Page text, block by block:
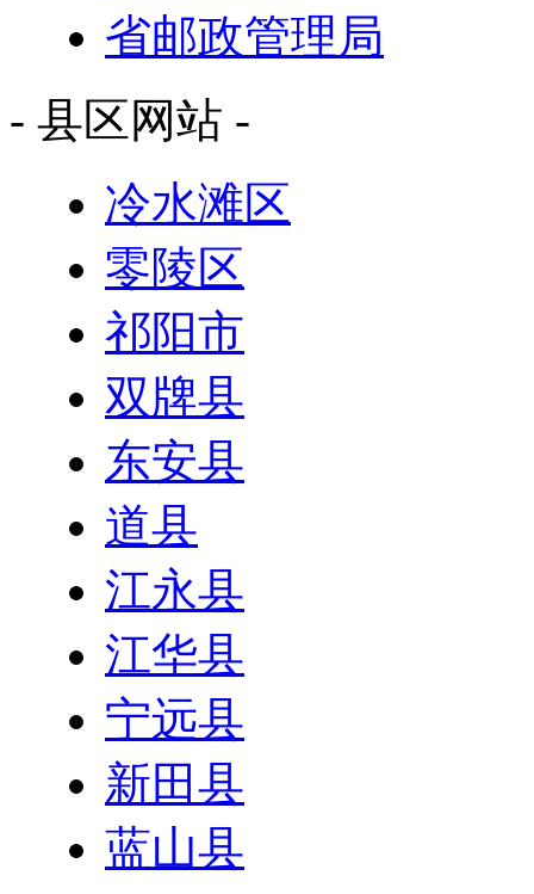
省邮政管理局
- 县区网站 -
冷水滩区
零陵区
祁阳市
双牌县
东安县
道县
江永县
江华县
宁远县
新田县
蓝山县